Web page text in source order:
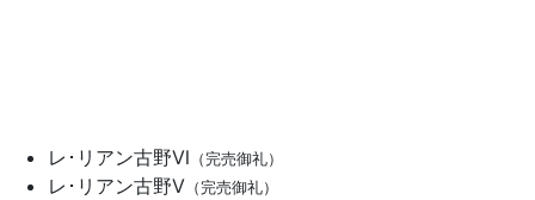
レ･リアン古野Ⅵ （完売御礼）
レ･リアン古野Ⅴ （完売御礼）